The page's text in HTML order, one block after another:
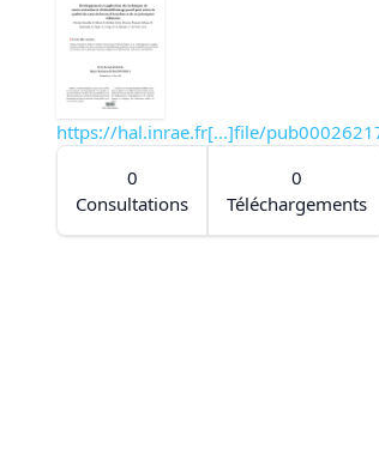
https://hal.inrae.fr[...]file/
0
Consultations
0
Téléchargements